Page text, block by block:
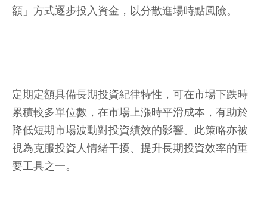
額」方式逐步投入資金，以分散進場時點風險。
定期定額具備長期投資紀律特性，可在市場下跌時
累積較多單位數，在市場上漲時平滑成本，有助於
降低短期市場波動對投資績效的影響。此策略亦被
視為克服投資人情緒干擾、提升長期投資效率的重
要工具之一。